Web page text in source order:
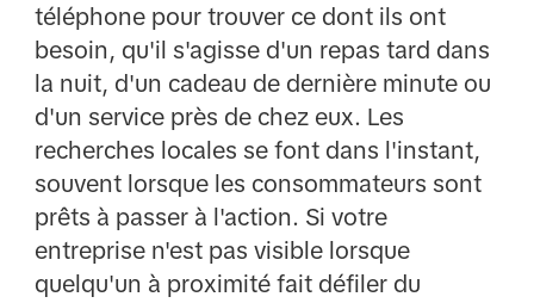
téléphone pour trouver ce dont ils ont
besoin, qu'il s'agisse d'un repas tard dans
la nuit, d'un cadeau de dernière minute ou
d'un service près de chez eux. Les
recherches locales se font dans l'instant,
souvent lorsque les consommateurs sont
prêts à passer à l'action. Si votre
entreprise n'est pas visible lorsque
quelqu'un à proximité fait défiler du